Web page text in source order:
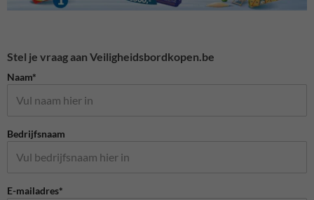
Stel je vraag aan Veiligheidsbordkopen.be
Naam*
Bedrijfsnaam
E-mailadres*